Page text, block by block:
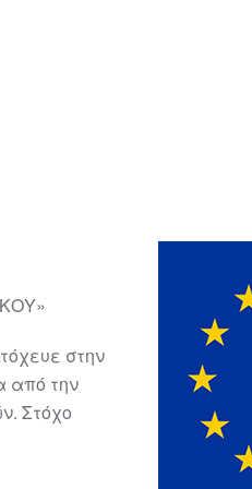
στην
από την
Στόχο